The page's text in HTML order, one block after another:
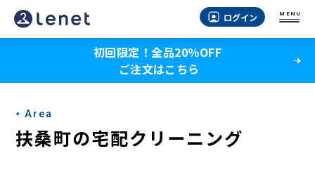
扶
桑
の
宅
配
ログイン MENU
初回限定！全品20％OFF
ご注文はこちら
Area
扶桑町の宅配クリーニング